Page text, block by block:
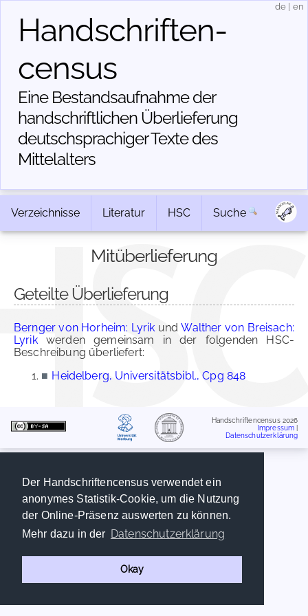
Der Handschriftencensus verwendet ein
anonymes Statistik-Cookie, um die Nutzung
der Online-Präsenz auswerten zu können.
Mehr dazu in der Datenschutzerklärung
Okay
Handschriften­
census
Eine Bestandsaufnahme der
handschriftlichen Über­lieferung
deutschsprachiger Texte des
Mittelalters
de en
Verzeichnisse Literatur HSC Suche
Mitüberlieferung
Geteilte Überlieferung
Bernger von Horheim: Lyrik undWalther von Breisach:
Lyrikwerden gemeinsam in der folgenden HSC-
Beschreibung überliefert:
■ Heidelberg, Universitätsbibl., Cpg 848
Handschriftencensus 2026
Impressum
Datenschutzerklärung